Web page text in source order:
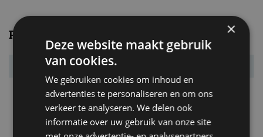
Prestaties
Acc. 0-100 km/u
Topsnelheid 200 km/u
×
Deze website maakt gebruik
van cookies.
We gebruiken cookies om inhoud en
advertenties te personaliseren en om ons
verkeer te analyseren. We delen ook
informatie over uw gebruik van onze site